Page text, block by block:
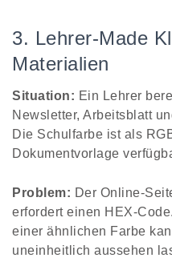
3. Lehrer-Made
Materialien
Situation: Ein Lehrer
Newsletter, Arbeitsblatt
Die Schulfarbe ist als
Dokumentvorlage
Problem: Der Online-
erfordert einen HEX-
einer ähnlichen Farbe
uneinheitlich aussehen